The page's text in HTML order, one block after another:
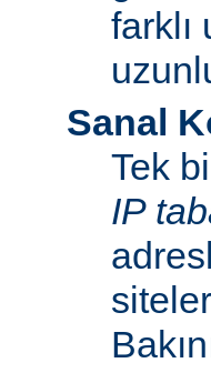
farklı
Sanal
Tek
IP